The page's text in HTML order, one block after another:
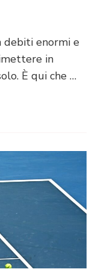
debiti enormi e
in
È qui che …